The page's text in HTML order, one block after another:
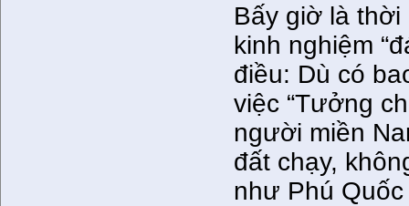
Bấy giờ là
kinh nghiệm
điều: Dù có
việc “Tưởng
người miền
đất chạy,
như Phú